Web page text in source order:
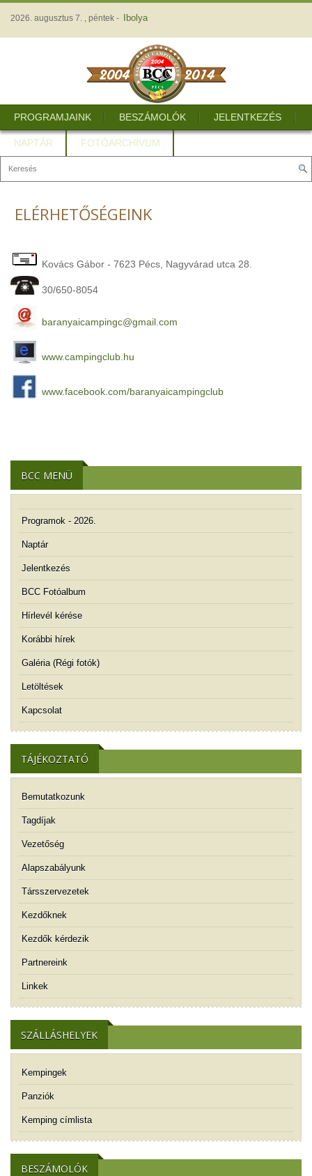
2026. augusztus 7. , péntek - Ibolya
PROGRAMJAINK BESZÁMOLÓK JELENTKEZÉS
NAPTÁR FOTÓARCHÍVUM
ELÉRHETŐSÉGEINK
Kovács Gábor - 7623 Pécs, Nagyvárad utca 28.
30/650-8054
baranyaicampingc@gmail.com
www.campingclub.hu
www.facebook.com/baranyaicampingclub
BCC MENÜ
Programok - 2026.
Naptár
Jelentkezés
BCC Fotóalbum
Hírlevél kérése
Korábbi hírek
Galéria (Régi fotók)
Letöltések
Kapcsolat
TÁJÉKOZTATÓ
Bemutatkozunk
Tagdíjak
Vezetőség
Alapszabályunk
Társszervezetek
Kezdőknek
Kezdők kérdezik
Partnereink
Linkek
SZÁLLÁSHELYEK
Kempingek
Panziók
Kemping címlista
BESZÁMOLÓK